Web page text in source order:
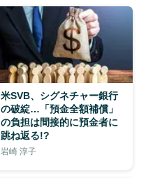
米SVB、シグネチャー銀行
の破綻…「預金全額補償」
の負担は間接的に預金者に
跳ね返る!?
岩崎 淳子